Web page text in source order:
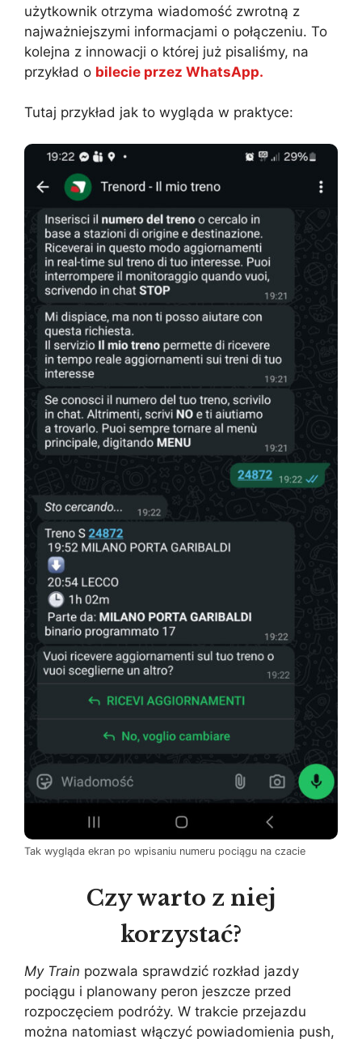
użytkownik otrzyma wiadomość zwrotną z
najważniejszymi informacjami o połączeniu. To
kolejna z innowacji o której już pisaliśmy, na
przykład o bilecie przez WhatsApp.
Tutaj przykład jak to wygląda w praktyce:
Tak wygląda ekran po wpisaniu numeru pociągu na czacie
Czy warto z niej
korzystać?
My Train pozwala sprawdzić rozkład jazdy
pociągu i planowany peron jeszcze przed
rozpoczęciem podróży. W trakcie przejazdu
można natomiast włączyć powiadomienia push,